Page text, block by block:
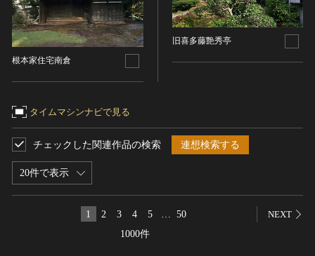
根本家住宅南倉
旧喜多藤艶秀亭
タイムマシンナビで見る
20件で表示
チェックした関連作品の検索 連想検索する
1000件
1 2 3 4 5 50 NEXT
生活文化
生活文化（食文化を除く）
食文化
有形民俗文化財
古墳
社寺跡又は旧境内